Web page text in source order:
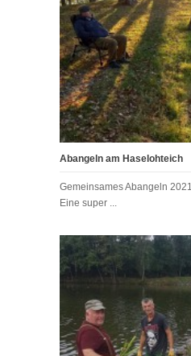
Abangeln am Haselohteich
Gemeinsames Abangeln
Eine super ...